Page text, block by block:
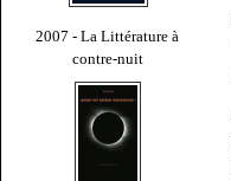
2007 - La Littérature à
contre-nuit